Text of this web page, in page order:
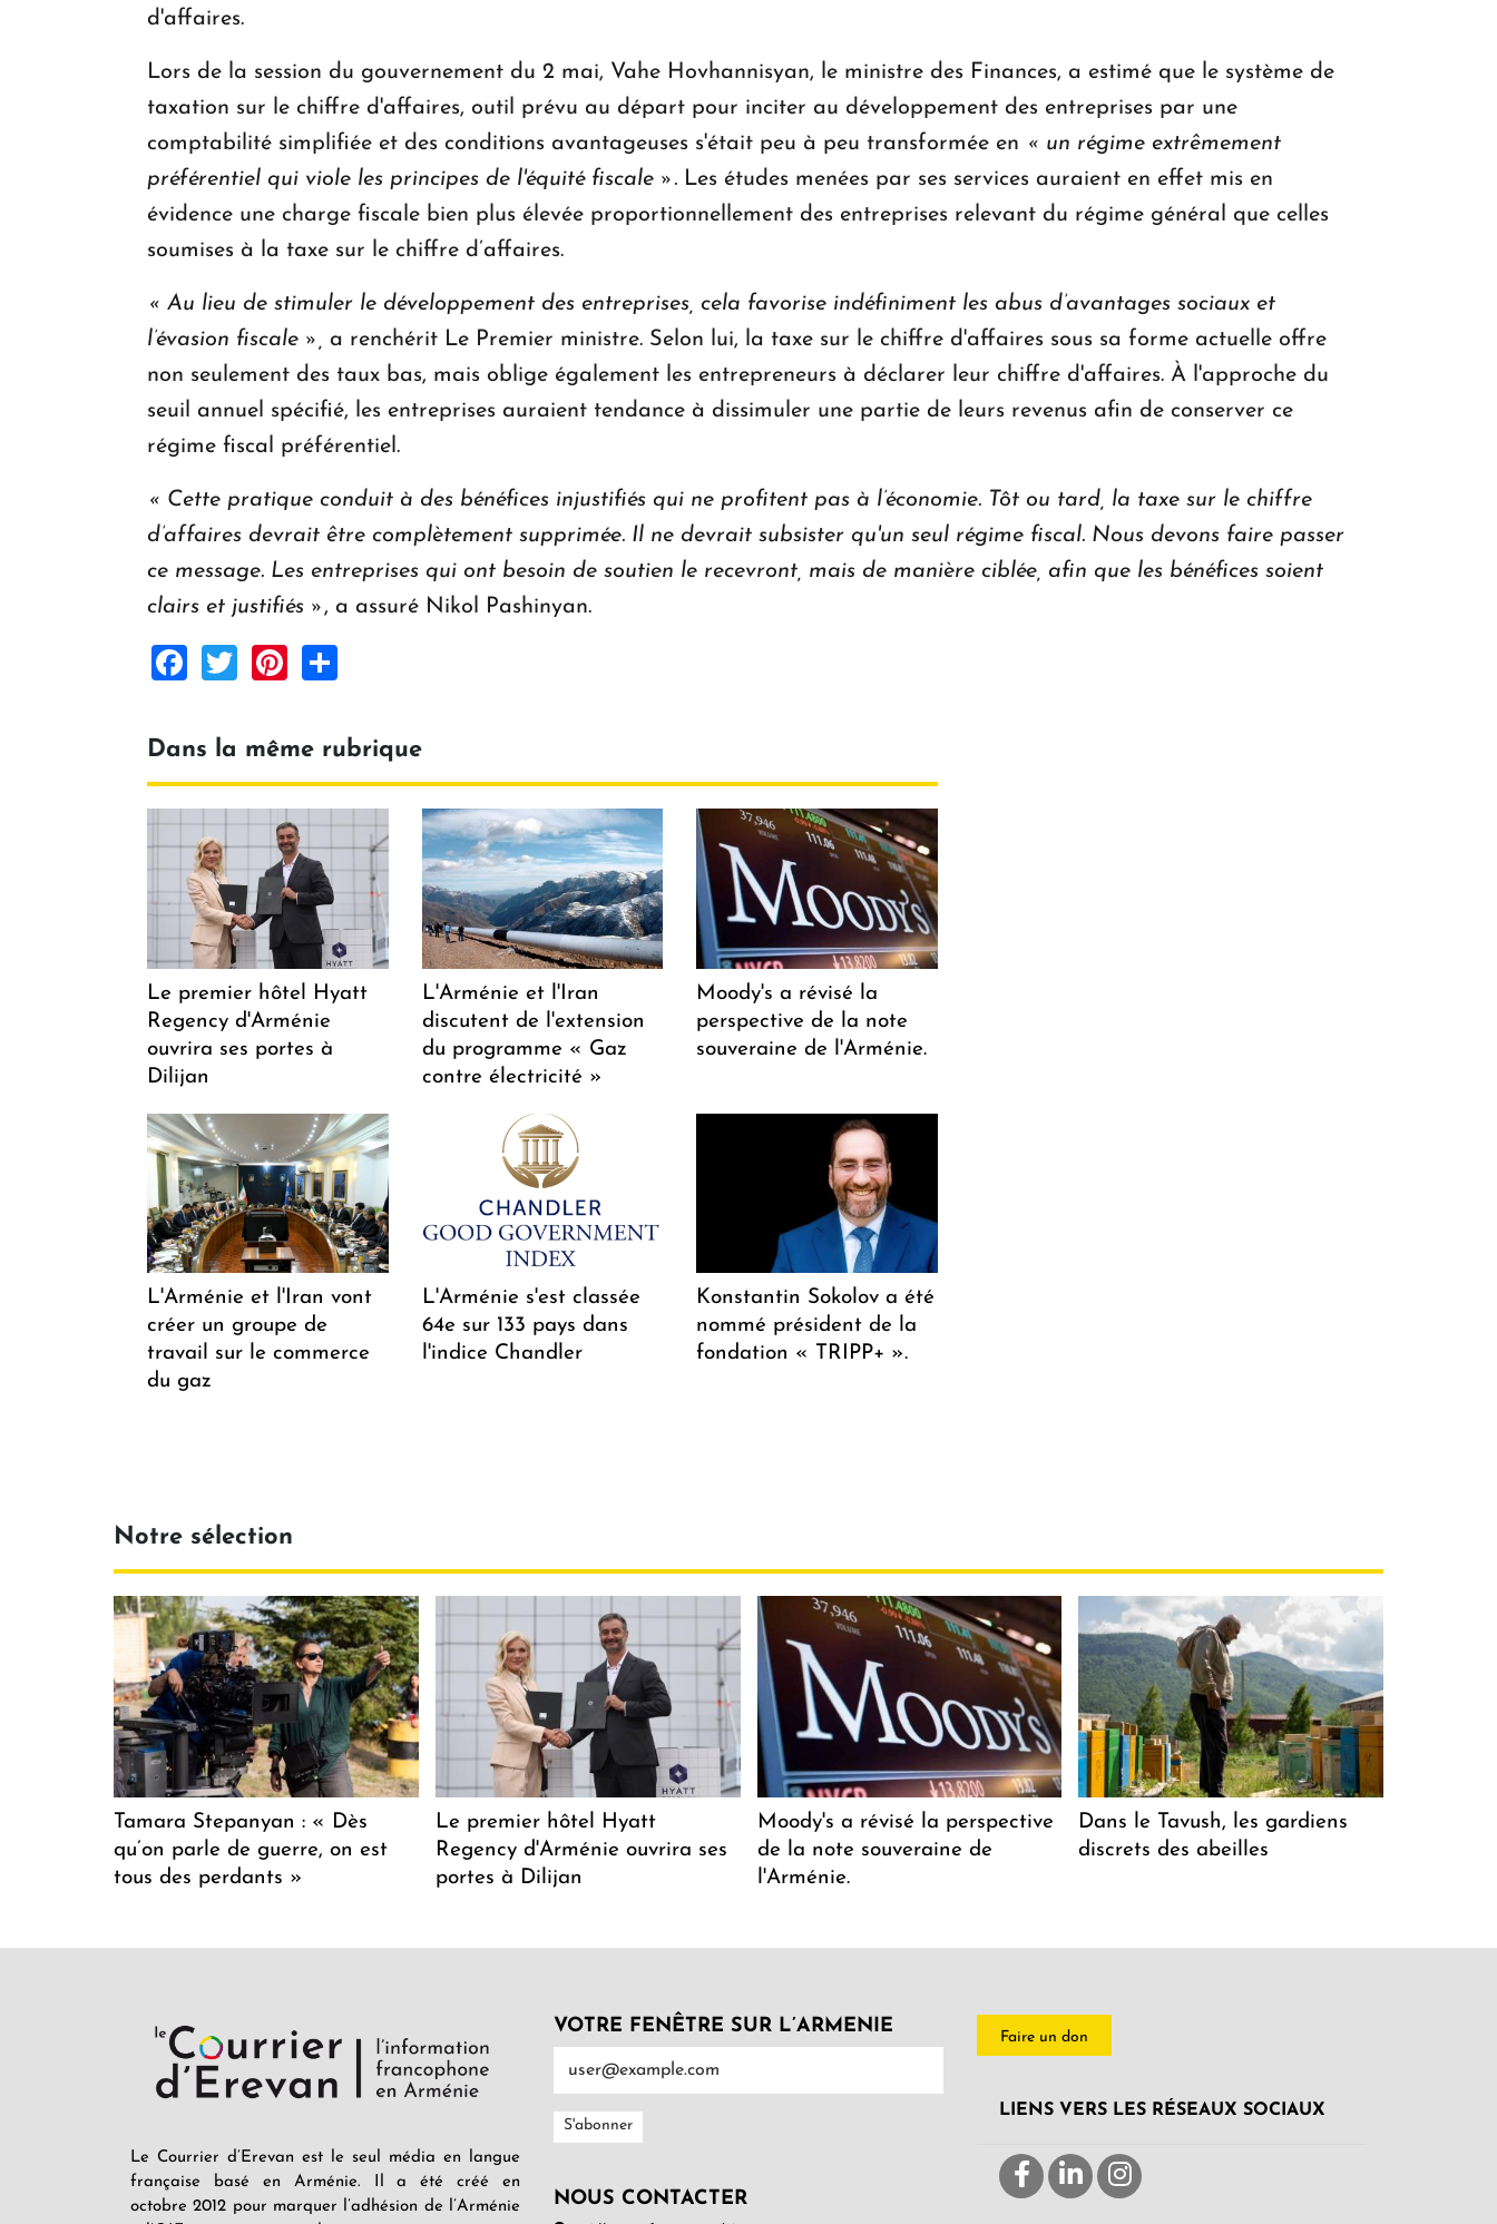
d'affaires.
Lors de la session du gouvernement du 2 mai, Vahe Hovhannisyan, le ministre des Finances, a estimé que le système de
taxation sur le chiffre d'affaires, outil prévu au départ pour inciter au développement des entreprises par une
comptabilité simplifiée et des conditions avantageuses s'était peu à peu transformée en « un régime extrêmement
préférentiel qui viole les principes de l'équité fiscale ». Les études menées par ses services auraient en effet mis en
évidence une charge fiscale bien plus élevée proportionnellement des entreprises relevant du régime général que celles
soumises à la taxe sur le chiffre d’affaires.
« Au lieu de stimuler le développement des entreprises, cela favorise indéfiniment les abus d’avantages sociaux et
l’évasion fiscale », a renchérit Le Premier ministre. Selon lui, la taxe sur le chiffre d'affaires sous sa forme actuelle offre
non seulement des taux bas, mais oblige également les entrepreneurs à déclarer leur chiffre d'affaires. À l'approche du
seuil annuel spécifié, les entreprises auraient tendance à dissimuler une partie de leurs revenus afin de conserver ce
régime fiscal préférentiel.
« Cette pratique conduit à des bénéfices injustifiés qui ne profitent pas à l’économie. Tôt ou tard, la taxe sur le chiffre
d’affaires devrait être complètement supprimée. Il ne devrait subsister qu'un seul régime fiscal. Nous devons faire passer
ce message. Les entreprises qui ont besoin de soutien le recevront, mais de manière ciblée, afin que les bénéfices soient
clairs et justifiés », a assuré Nikol Pashinyan.
Facebook
TwitterPinterest
Dans la même rubrique
Le premier hôtel Hyatt
Regency d'Arménie
ouvrira ses portes à
Dilijan
L'Arménie et l'Iran
discutent de l'extension
du programme « Gaz
contre électricité »
Moody's a révisé la
perspective de la note
souveraine de l'Arménie.
L'Arménie et l'Iran vont
créer un groupe de
travail sur le commerce
du gaz
L'Arménie s'est classée
64e sur 133 pays dans
l'indice Chandler
Konstantin Sokolov a été
nommé président de la
fondation « TRIPP+ ».
Notre sélection
Tamara Stepanyan : « Dès
qu’on parle de guerre, on est
tous des perdants »
Le premier hôtel Hyatt
Regency d'Arménie ouvrira ses
portes à Dilijan
Moody's a révisé la perspective
de la note souveraine de
l'Arménie.
Dans le Tavush, les gardiens
discrets des abeilles
Le Courrier d’Erevan est le seul média en langue
française basé en Arménie. Il a été créé en
octobre 2012 pour marquer l’adhésion de l’Arménie
VOTRE FENÊTRE SUR L’ARMENIE
NOUS CONTACTER
Faire un don
LIENS VERS LES RÉSEAUX SOCIAUX